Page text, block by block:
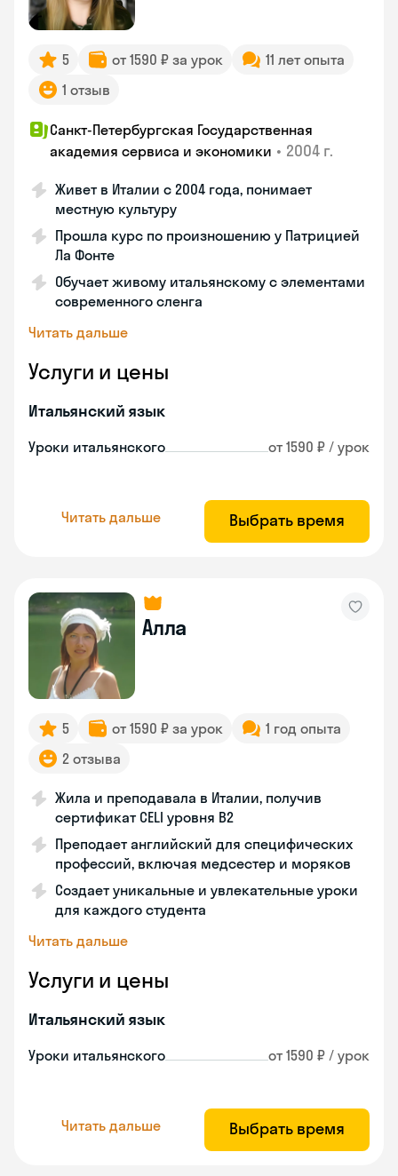
5 от 1590 ₽ за урок
11 лет опыта
1 отзыв
Санкт-Петербургская Государственная
академия сервиса и экономики • 2004 г.
Живет в Италии с 2004 года, понимает
местную культуру
Прошла курс по произношению у Патрицией
Ла Фонте
Обучает живому итальянскому с элементами
современного сленга
Читать дальше
Услуги и цены
Итальянский язык
Уроки итальянского от 1590 ₽ / урок
Читать дальше Выбрать время
Алла
5 от 1590 ₽ за урок
1 год опыта
2 отзыва
Жила и преподавала в Италии, получив
сертификат CELI уровня В2
Преподает английский для специфических
профессий, включая медсестер и моряков
Создает уникальные и увлекательные уроки
для каждого студента
Читать дальше
Услуги и цены
Итальянский язык
Уроки итальянского от 1590 ₽ / урок
Читать дальше Выбрать время